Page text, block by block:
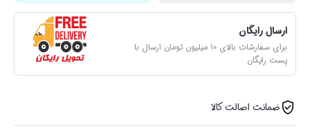
ارسال رایگان
برای سفارشات بالای 10 میلیون تومان ارسال با
پست رایگان
ضمانت اصالت کالا